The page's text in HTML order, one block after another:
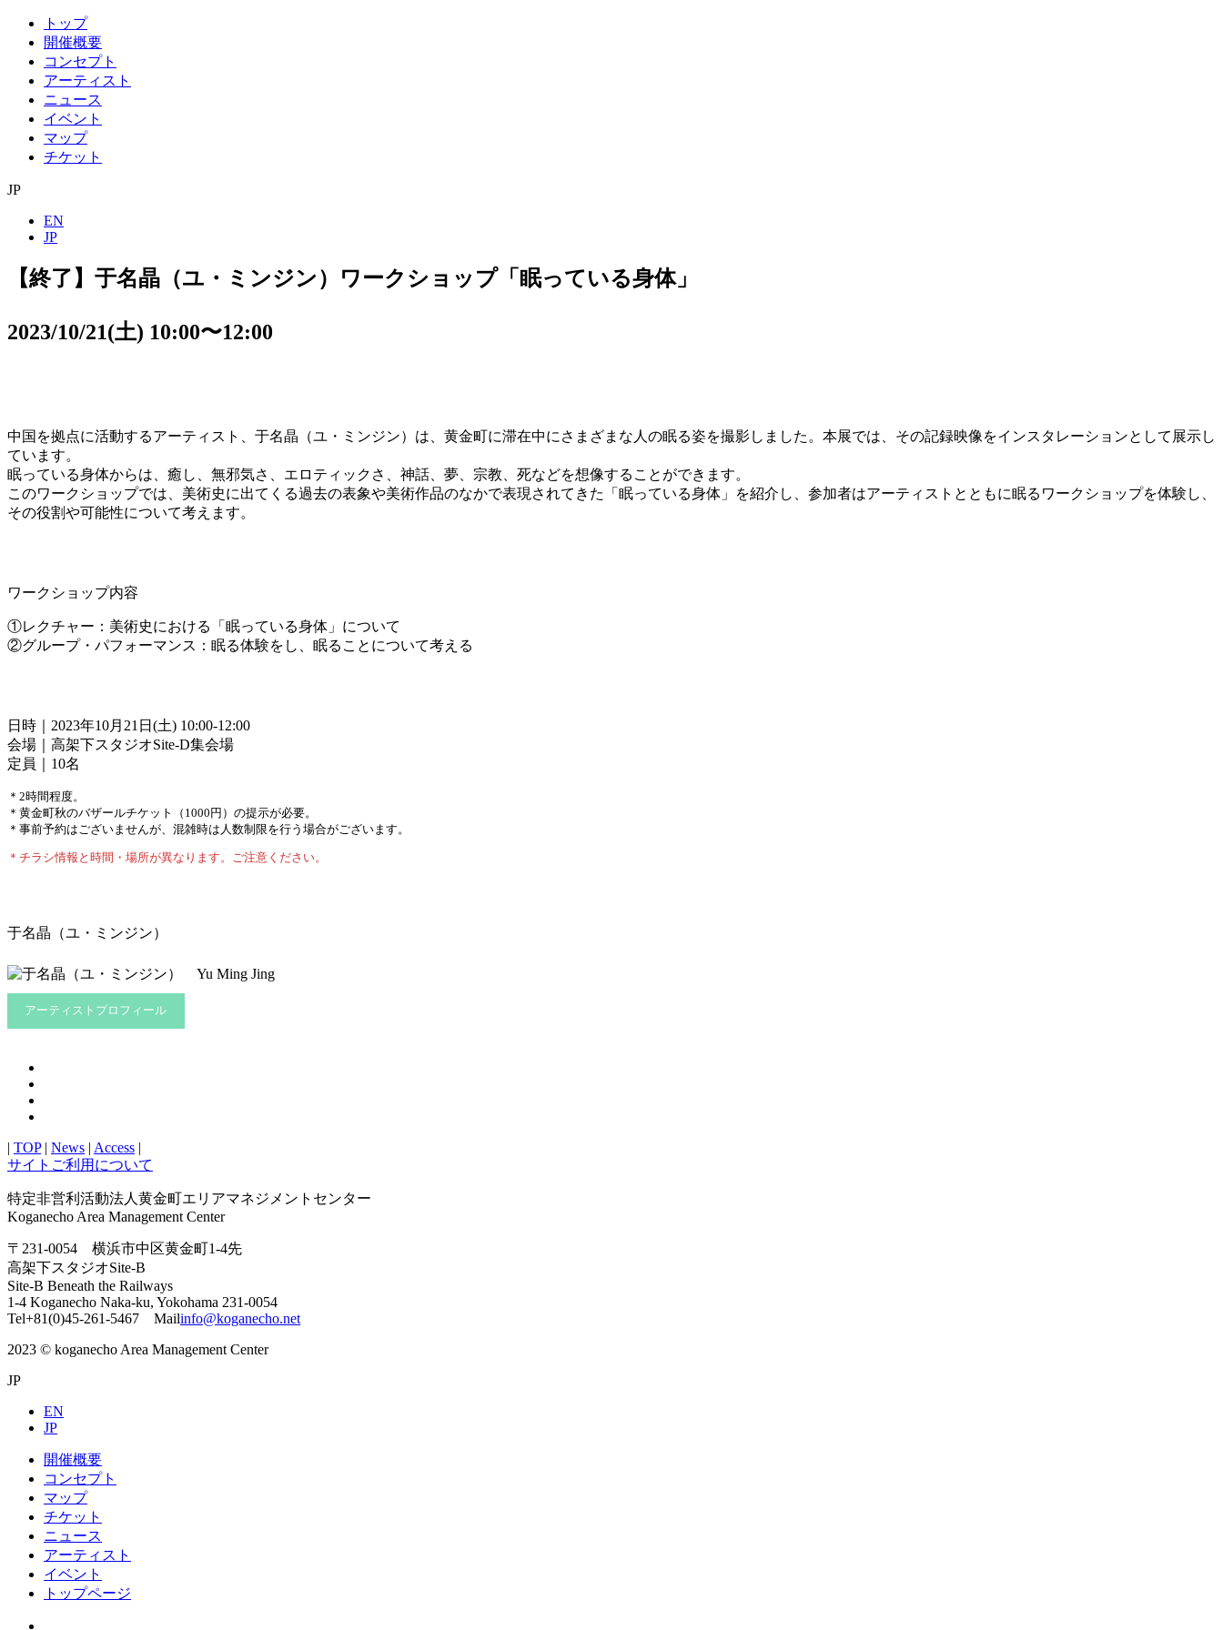
トップ
開催概要
コンセプト
アーティスト
ニュース
イベント
マップ
チケット
JP
EN
JP
【終了】于名晶（ユ・ミンジン）ワークショップ「眠っている身体」
2023/10/21(土) 10:00〜12:00
中国を拠点に活動するアーティスト、于名晶（ユ・ミンジン）は、黄金町に滞在中にさまざまな人の眠る姿を撮影しました。本展では、その記録映像をインスタレーションとして展示し
ています。
眠っている身体からは、癒し、無邪気さ、エロティックさ、神話、夢、宗教、死などを想像することができます。
このワークショップでは、美術史に出てくる過去の表象や美術作品のなかで表現されてきた「眠っている身体」を紹介し、参加者はアーティストとともに眠るワークショップを体験し、
その役割や可能性について考えます。
ワークショップ内容
①レクチャー：美術史における「眠っている身体」について
②グループ・パフォーマンス：眠る体験をし、眠ることについて考える
日時｜2023年10月21日(土) 10:00-12:00
会場｜高架下スタジオSite-D集会場
定員｜10名
＊2時間程度。
＊黄金町秋のバザールチケット（1000円）の提示が必要。
＊事前予約はございませんが、混雑時は人数制限を行う場合がございます。
＊チラシ情報と時間・場所が異なります。ご注意ください。
于名晶（ユ・ミンジン）
アーティストプロフィール
| TOP| News | Access |
サイトご利用について
特定非営利活動法人黄金町エリアマネジメントセンター
Koganecho Area Management Center
〒231-0054 横浜市中区黄金町1-4先
高架下スタジオSite-B
Site-B Beneath the Railways
1-4 Koganecho Naka-ku, Yokohama 231-0054
Tel+81(0)45-261-5467 Mailinfo@koganecho.net
2023 © koganecho Area Management Center
JP
EN
JP
開催概要
コンセプト
マップ
チケット
ニュース
アーティスト
イベント
トップページ